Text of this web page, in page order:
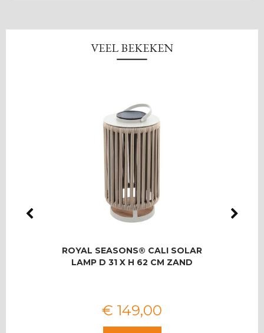
VEEL BEKEKEN
ROYAL SEASONS® CALI SOLAR
LAMP D 31 X H 62 CM ZAND
€ 149,00